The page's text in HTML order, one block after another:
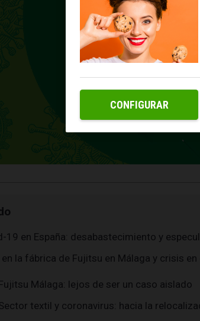
19 en España: desabastecimiento y
en la fábrica de Fujitsu en Málaga y crisis
Málaga: lejos de ser un caso aislado
Sector textil y coronavirus: hacia la
CONFIGURAR